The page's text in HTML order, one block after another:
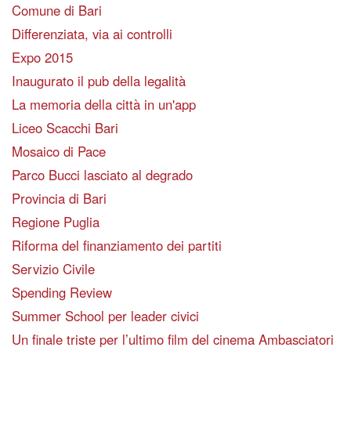
Comune di Bari
Differenziata, via ai controlli
Expo 2015
Inaugurato il pub della legalità
La memoria della città in un'app
Liceo Scacchi Bari
Mosaico di Pace
Parco Bucci lasciato al degrado
Provincia di Bari
Regione Puglia
Riforma del finanziamento dei partiti
Servizio Civile
Spending Review
Summer School per leader civici
Un finale triste per l’ultimo film del cinema Ambasciatori